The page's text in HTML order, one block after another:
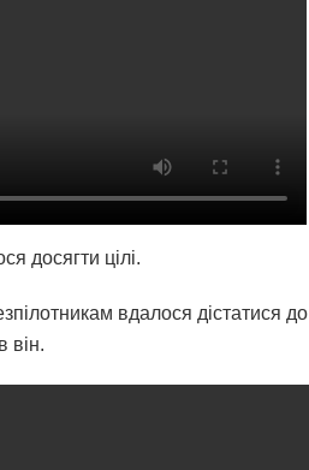
досягти цілі.
вдалося дістатися до
він.